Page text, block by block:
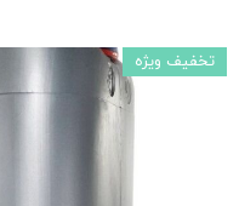
تخفیف ویژه